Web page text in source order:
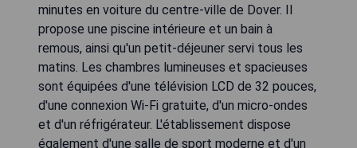
minutes en voiture du centre-ville de Dover. Il
propose une piscine intérieure et un bain à
remous, ainsi qu'un petit-déjeuner servi tous les
matins. Les chambres lumineuses et spacieuses
sont équipées d'une télévision LCD de 32 pouces,
d'une connexion Wi-Fi gratuite, d'un micro-ondes
et d'un réfrigérateur. L'établissement dispose
également d'une salle de sport moderne et d'un